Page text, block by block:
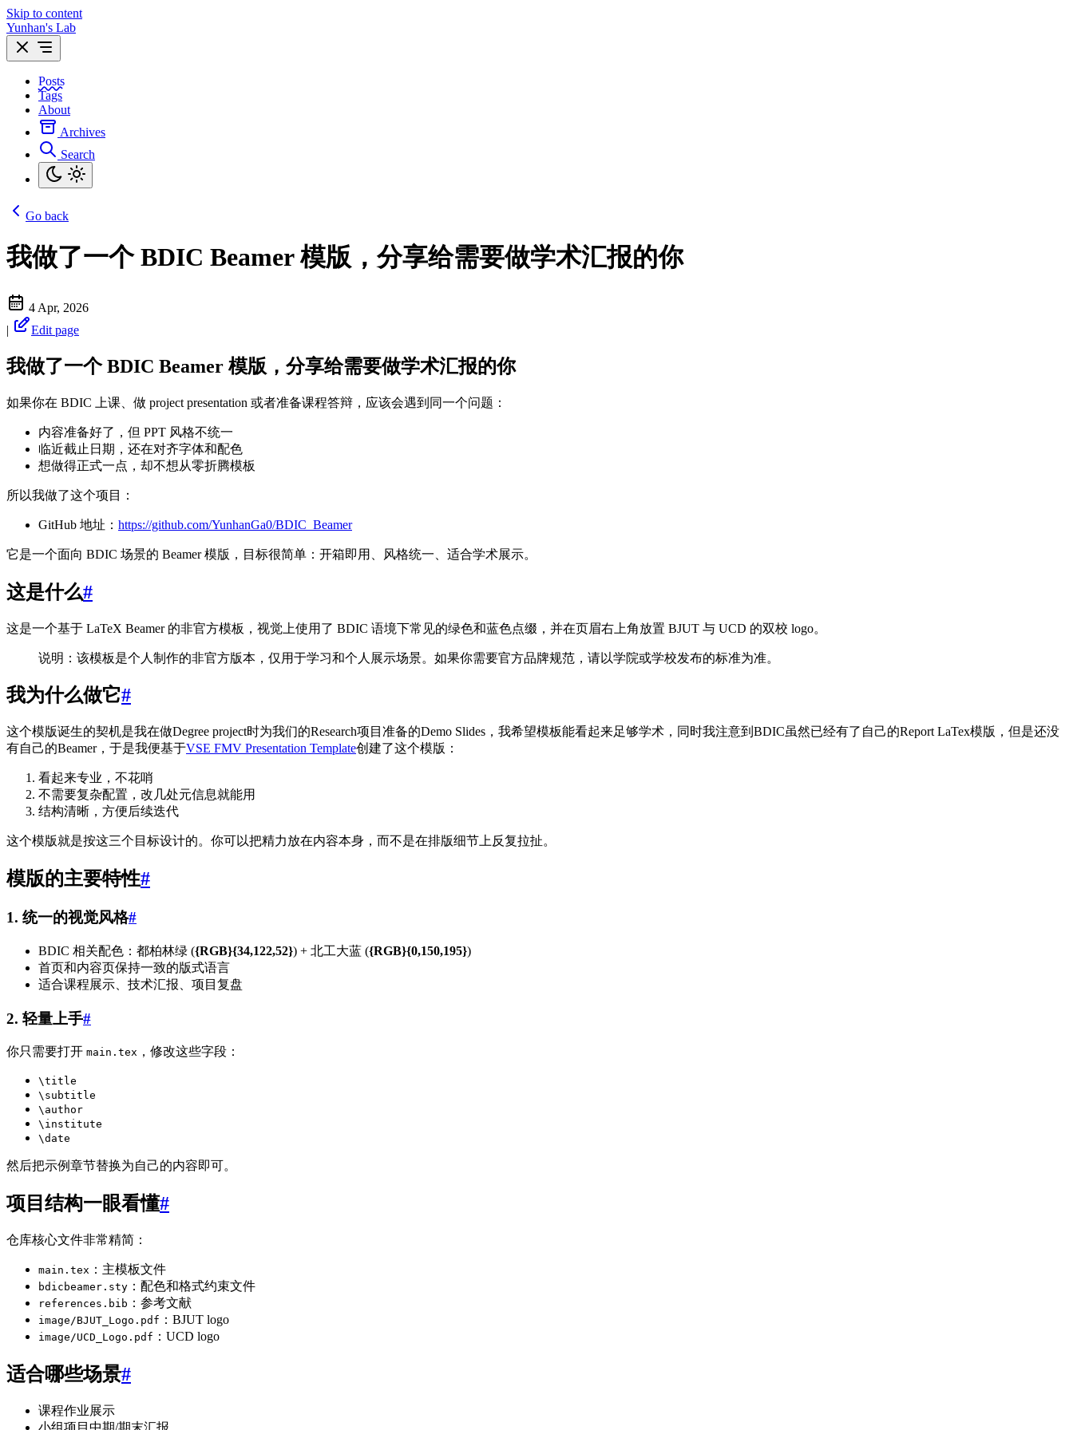
Skip to content
Yunhan's Lab
Posts
Tags
About
Archives
Search
Go back
我做了一个 BDIC Beamer 模版，分享给需要做学术汇报的你
4 Apr, 2026
|
Edit page
我做了一个 BDIC Beamer 模版，分享给需要做学术汇报的你
如果你在 BDIC 上课、做 project presentation 或者准备课程答辩，应该会遇到同一个问题：
内容准备好了，但 PPT 风格不统一
临近截止日期，还在对齐字体和配色
想做得正式一点，却不想从零折腾模板
所以我做了这个项目：
GitHub 地址： https://github.com/YunhanGa0/BDIC_Beamer
它是一个面向 BDIC 场景的 Beamer 模版，目标很简单：开箱即用、风格统一、适合学术展示。
这是什么#
这是一个基于 LaTeX Beamer 的非官方模板，视觉上使用了 BDIC 语境下常见的绿色和蓝色点缀，并在页眉右上角放置 BJUT 与 UCD 的双校 logo。
说明：该模板是个人制作的非官方版本，仅用于学习和个人展示场景。如果你需要官方品牌规范，请以学院或学校发布的标准为准。
我为什么做它#
这个模版诞生的契机是我在做Degree project时为我们的Research项目准备的Demo Slides，我希望模板能看起来足够学术，同时我注意到BDIC虽然已经有了自己的Report LaTex模版，但是还没
有自己的Beamer，于是我便基于VSE FMV Presentation Template创建了这个模版：
看起来专业，不花哨
不需要复杂配置，改几处元信息就能用
结构清晰，方便后续迭代
这个模版就是按这三个目标设计的。你可以把精力放在内容本身，而不是在排版细节上反复拉扯。
模版的主要特性#
1. 统一的视觉风格#
BDIC 相关配色：都柏林绿 ({RGB}{34,122,52}) + 北工大蓝 ({RGB}{0,150,195})
首页和内容页保持一致的版式语言
适合课程展示、技术汇报、项目复盘
2. 轻量上手#
你只需要打开 main.tex ，修改这些字段：
\title
\subtitle
\author
\institute
\date
然后把示例章节替换为自己的内容即可。
项目结构一眼看懂#
仓库核心文件非常精简：
main.tex ：主模板文件
bdicbeamer.sty ：配色和格式约束文件
references.bib ：参考文献
image/BJUT_Logo.pdf ：BJUT logo
image/UCD_Logo.pdf ：UCD logo
适合哪些场景#
课程作业展示
小组项目中期/期末汇报